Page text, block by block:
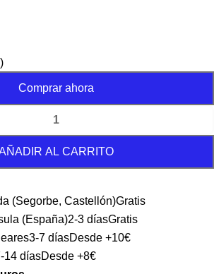
AL CARRITO
Comprar ahora
(Segorbe, Castellón)Gratis
(España)2-3 díasGratis
3-7 díasDesde +10€
14 díasDesde +8€